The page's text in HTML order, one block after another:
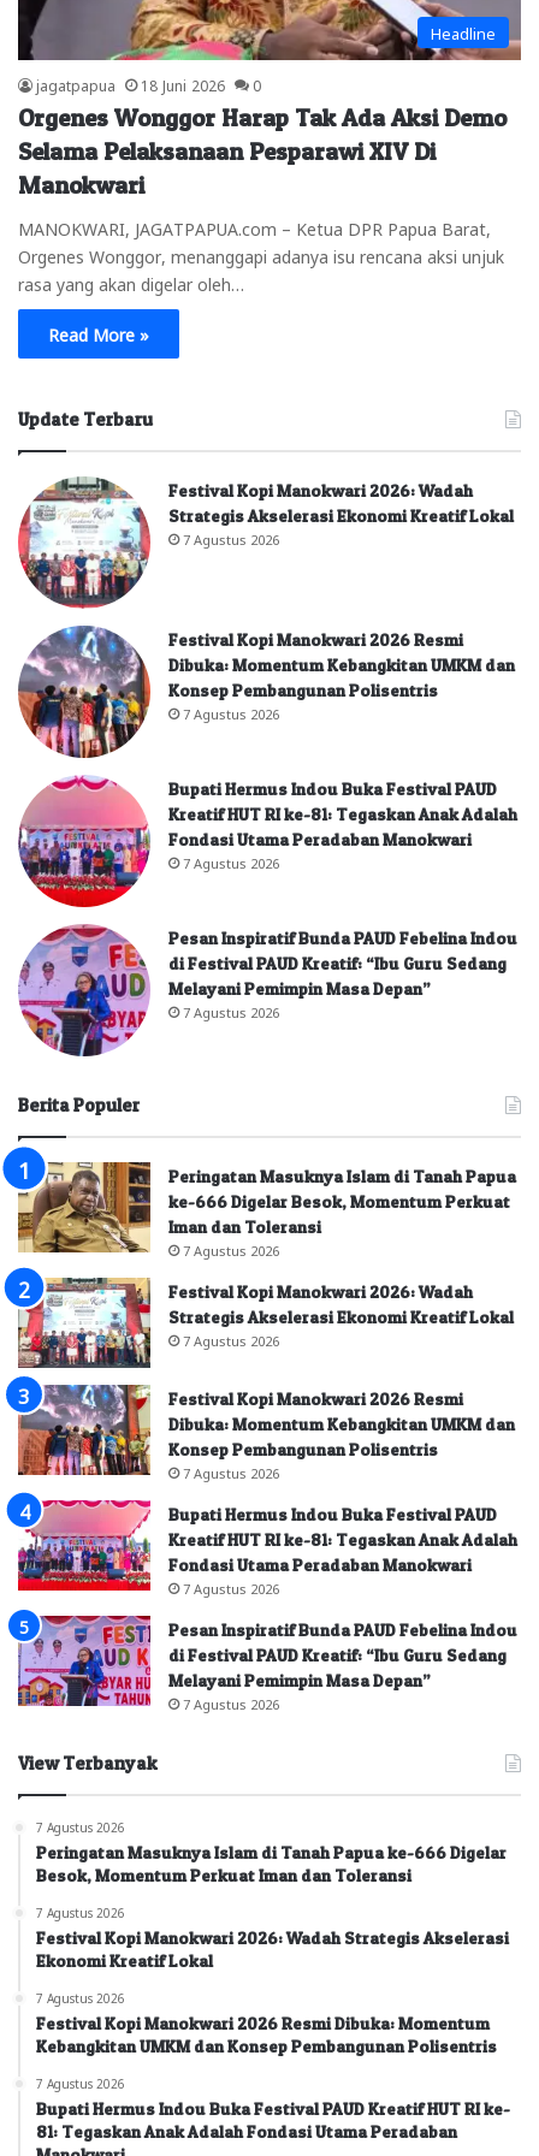
Headline
jagatpapua 18 Juni 2026 0
Orgenes Wonggor Harap Tak Ada Aksi Demo
Selama Pelaksanaan Pesparawi XIV Di
Manokwari
MANOKWARI, JAGATPAPUA.com – Ketua DPR Papua Barat,
Orgenes Wonggor, menanggapi adanya isu rencana aksi unjuk
rasa yang akan digelar oleh…
Read More »
Update Terbaru
Festival Kopi Manokwari 2026: Wadah
Strategis Akselerasi Ekonomi Kreatif Lokal
7 Agustus 2026
Festival Kopi Manokwari 2026 Resmi
Dibuka: Momentum Kebangkitan UMKM dan
Konsep Pembangunan Polisentris
7 Agustus 2026
Bupati Hermus Indou Buka Festival PAUD
Kreatif HUT RI ke-81: Tegaskan Anak Adalah
Fondasi Utama Peradaban Manokwari
7 Agustus 2026
Pesan Inspiratif Bunda PAUD Febelina Indou
di Festival PAUD Kreatif: “Ibu Guru Sedang
Melayani Pemimpin Masa Depan”
7 Agustus 2026
Berita Populer
Peringatan Masuknya Islam di Tanah Papua
ke-666 Digelar Besok, Momentum Perkuat
Iman dan Toleransi
7 Agustus 2026
Festival Kopi Manokwari 2026: Wadah
Strategis Akselerasi Ekonomi Kreatif Lokal
7 Agustus 2026
Festival Kopi Manokwari 2026 Resmi
Dibuka: Momentum Kebangkitan UMKM dan
Konsep Pembangunan Polisentris
7 Agustus 2026
Bupati Hermus Indou Buka Festival PAUD
Kreatif HUT RI ke-81: Tegaskan Anak Adalah
Fondasi Utama Peradaban Manokwari
7 Agustus 2026
Pesan Inspiratif Bunda PAUD Febelina Indou
di Festival PAUD Kreatif: “Ibu Guru Sedang
Melayani Pemimpin Masa Depan”
7 Agustus 2026
View Terbanyak
7 Agustus 2026
Peringatan Masuknya Islam di Tanah Papua ke-666 Digelar
Besok, Momentum Perkuat Iman dan Toleransi
7 Agustus 2026
Festival Kopi Manokwari 2026: Wadah Strategis Akselerasi
Ekonomi Kreatif Lokal
7 Agustus 2026
Festival Kopi Manokwari 2026 Resmi Dibuka: Momentum
Kebangkitan UMKM dan Konsep Pembangunan Polisentris
7 Agustus 2026
Bupati Hermus Indou Buka Festival PAUD Kreatif HUT RI ke-
81: Tegaskan Anak Adalah Fondasi Utama Peradaban